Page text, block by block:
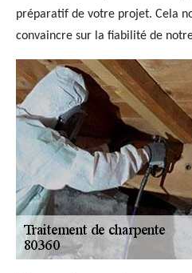
préparatif de votre projet. Cela
convaincre sur la fiabilité de